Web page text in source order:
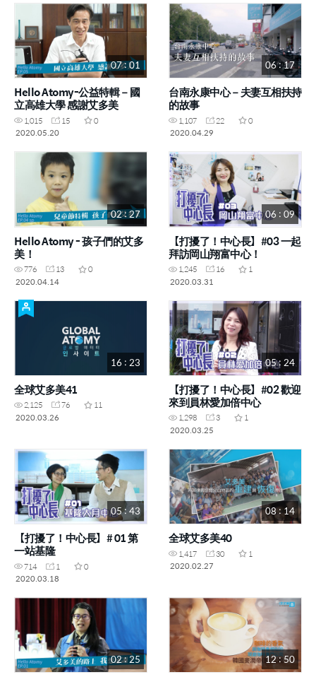
07 : 01
Hello Atomy-公益特輯－國
立高雄大學 感謝艾多美
1,015 15
0
2020.05.20
06 : 17
台南永康中心－夫妻互相扶持
的故事
1,107 22
0
2020.04.29
02 : 27
Hello Atomy - 孩子們的艾多
美！
776 13
0
2020.04.14
06 : 09
【打擾了！中心長】#03 一起
拜訪岡山翔富中心！
1,245 16
1
2020.03.31
16 : 23
全球艾多美41
2,125 76
11
2020.03.26
05 : 24
【打擾了！中心長】#02 歡迎
來到員林愛加倍中心
1,298 3
1
2020.03.25
05 : 43
【打擾了！中心長】# 01 第
一站基隆
714 1
0
2020.03.18
08 : 14
全球艾多美40
1,417 30
1
2020.02.27
02 : 25 12 : 50